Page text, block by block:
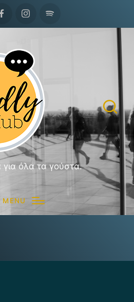
FacebookInstagramSpotify
όλα τα γούστα.
MENU